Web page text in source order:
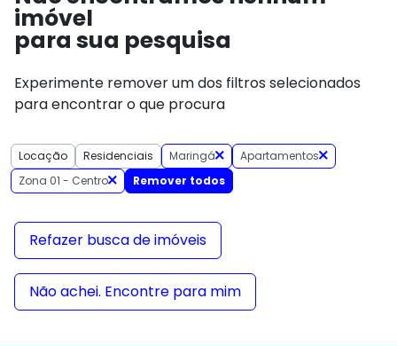
Locação Residenciais Maringá
Apartamentos
Zona 01 - Centro
Remover todos
imóvel
para sua pesquisa
Experimente remover um dos filtros selecionados
para encontrar o que procura
Refazer busca de imóveis
Não achei. Encontre para mim